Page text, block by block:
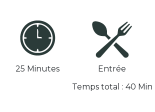
25 Minutes Entrée
Temps total : 40 Min